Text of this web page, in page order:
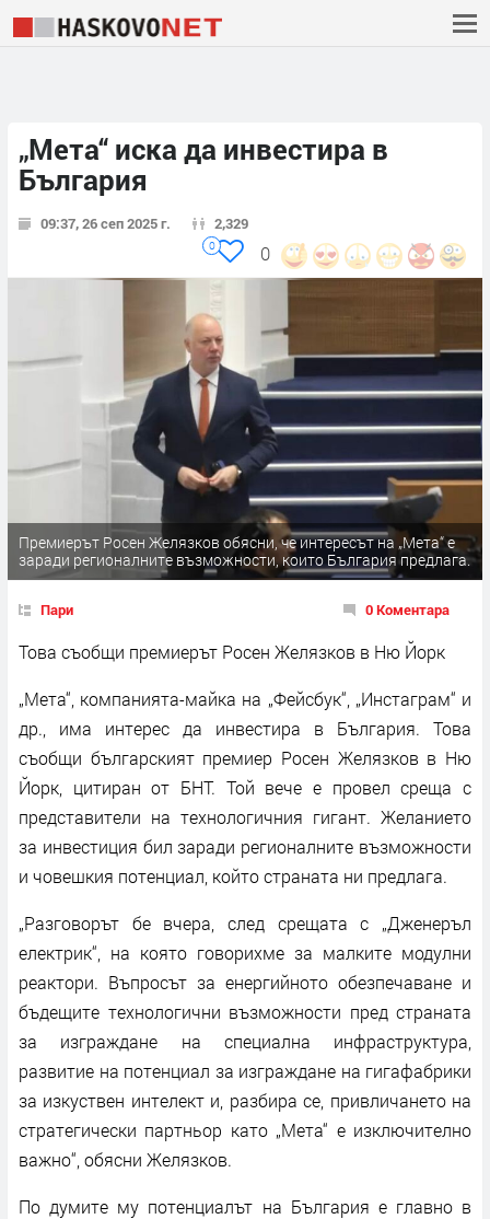
„Мета“ иска да инвестира в
България
09:37, 26 сеп 2025 г. 2,329
0
0
Премиерът Росен Желязков обясни, че интересът на „Мета“ е
заради регионалните възможности, които България предлага.
Пари 0 Коментара
Това съобщи премиерът Росен Желязков в Ню Йорк
„Мета“, компанията-майка на „Фейсбук“, „Инстаграм“ и
др., има интерес да инвестира в България. Това
съобщи българският премиер Росен Желязков в Ню
Йорк, цитиран от БНТ. Той вече е провел среща с
представители на технологичния гигант. Желанието
за инвестиция бил заради регионалните възможности
и човешкия потенциал, който страната ни предлага.
„Разговорът бе вчера, след срещата с „Дженеръл
електрик“, на която говорихме за малките модулни
реактори. Въпросът за енергийното обезпечаване и
бъдещите технологични възможности пред страната
за изграждане на специална инфраструктура,
развитие на потенциал за изграждане на гигафабрики
за изкуствен интелект и, разбира се, привличането на
стратегически партньор като „Мета“ е изключително
важно“, обясни Желязков.
По думите му потенциалът на България е главно в